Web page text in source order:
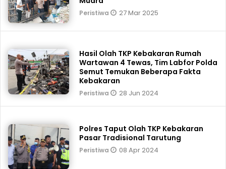
Peristiwa 27 Mar 2025
Hasil Olah TKP Kebakaran Rumah
Wartawan 4 Tewas, Tim Labfor Polda
Semut Temukan Beberapa Fakta
Kebakaran
Peristiwa 28 Jun 2024
Polres Taput Olah TKP Kebakaran
Pasar Tradisional Tarutung
Peristiwa 08 Apr 2024